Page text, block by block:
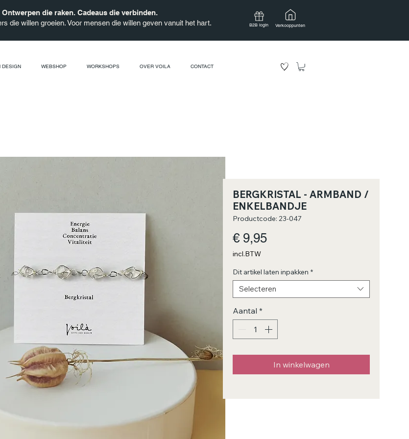
Ontwerpen die raken. Cadeaus die verbinden.
die willen groeien. Voor mensen die willen geven vanuit het hart.
Verkooppunten
B2B login
DESIGN WEBSHOP WORKSHOPS OVER VOILA CONTACT
BERGKRISTAL - ARMBAND /
ENKELBANDJE
Productcode: 23-047
€ 9,95Prijs
incl.BTW
Dit artikel laten inpakken *
Selecteren
Aantal *
In winkelwagen